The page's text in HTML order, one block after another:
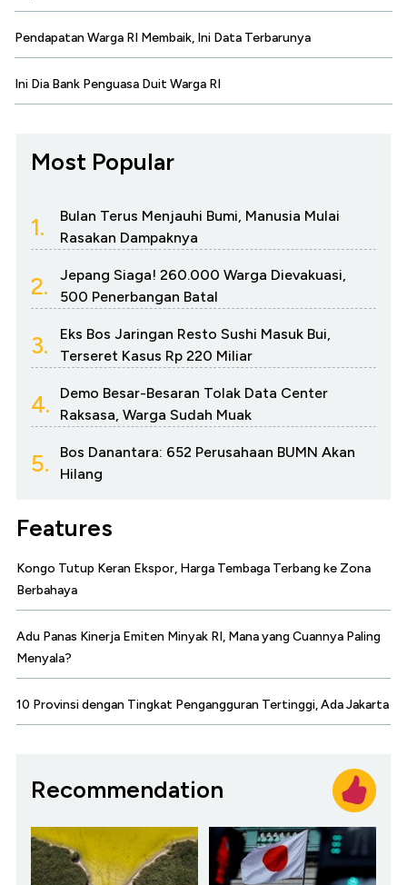
Pendapatan Warga RI Membaik, Ini Data Terbarunya
Ini Dia Bank Penguasa Duit Warga RI
Most Popular
1.
Bulan Terus Menjauhi Bumi, Manusia Mulai
Rasakan Dampaknya
2.
Jepang Siaga! 260.000 Warga Dievakuasi,
500 Penerbangan Batal
3.
Eks Bos Jaringan Resto Sushi Masuk Bui,
Terseret Kasus Rp 220 Miliar
4.
Demo Besar-Besaran Tolak Data Center
Raksasa, Warga Sudah Muak
5.
Bos Danantara: 652 Perusahaan BUMN Akan
Hilang
Features
Kongo Tutup Keran Ekspor, Harga Tembaga Terbang ke Zona
Berbahaya
Adu Panas Kinerja Emiten Minyak RI, Mana yang Cuannya Paling
Menyala?
10 Provinsi dengan Tingkat Pengangguran Tertinggi, Ada Jakarta
Recommendation